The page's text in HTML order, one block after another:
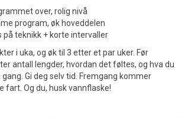
over, rolig nivå
program, øk hoveddelen
teknikk + korte intervaller
i uka, og øk til 3 etter et par uker. Før
antall lengder, hvordan det føltes, og hva du
Gi deg selv tid. Fremgang kommer
fart. Og du, husk vannflaske!